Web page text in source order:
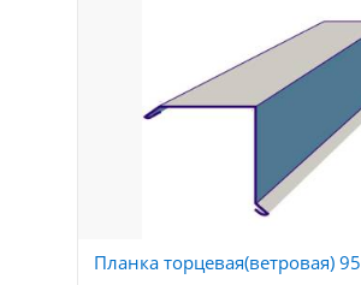
Планка торцевая(ветровая) 95